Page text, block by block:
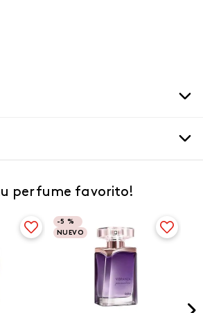
perfume favorito!
-5 %
NUEVO